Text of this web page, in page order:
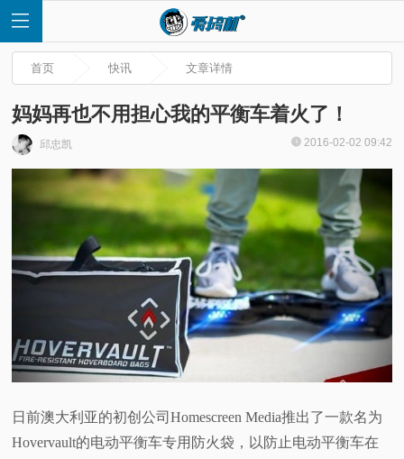
快
评
首页 快讯 文章详情
妈妈再也不用担心我的平衡车着火了！
邱忠凯 2016-02-02 09:42
日前澳大利亚的初创公司Homescreen Media推出了一款名为
Hovervault的电动平衡车专用防火袋，以防止电动平衡车在